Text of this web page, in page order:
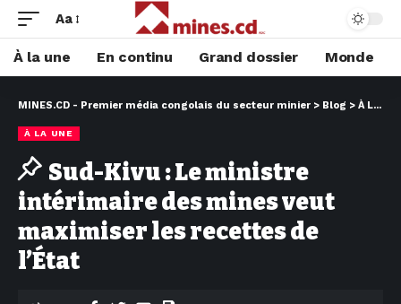
Aa
À la une En continu Grand dossier Monde
MINES.CD - Premier média congolais du secteur minier > Blog > À LA UNE
À LA UNE
Sud-Kivu : Le ministre
intérimaire des mines veut
maximiser les recettes de
l’État